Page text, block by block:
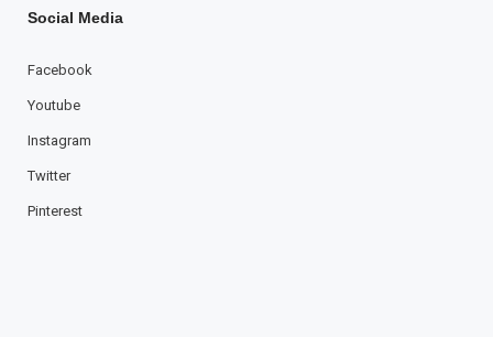
Social Media
Facebook
Youtube
Instagram
Twitter
Pinterest